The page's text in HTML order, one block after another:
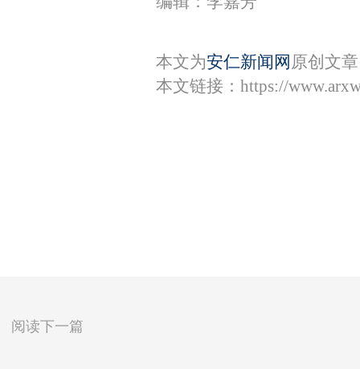
本文为安仁新闻网 原创文
本文链接： https://
阅读下一篇